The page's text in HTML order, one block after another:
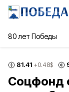
80 лет Победы
81.41 +0.48$
Соцфонд